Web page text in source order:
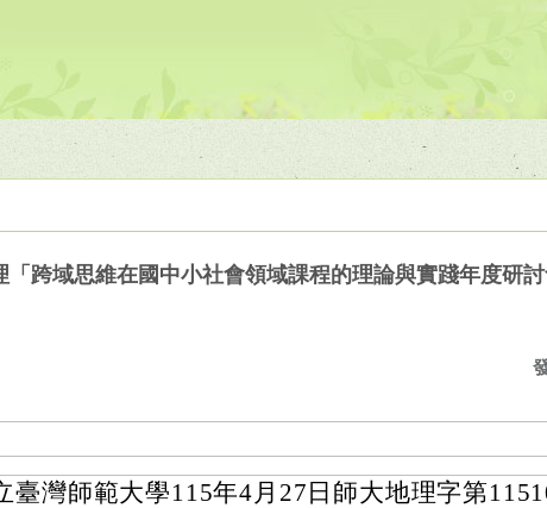
跨域思維在國中小社會領域課程的理論與實踐年度研
臺灣師範大學115年4月27日師大地理字第